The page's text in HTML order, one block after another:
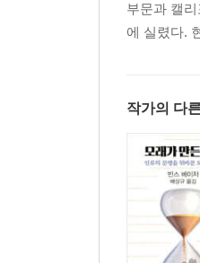
부문과 캘
에 실렸다.
작가의 다